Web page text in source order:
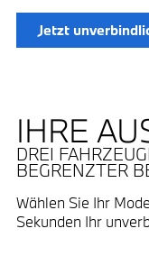
Jetzt
IHRE
DREI
BEGRENZTER
Wählen Sie Ihr
Sekunden Ihr